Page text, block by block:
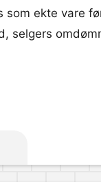
ekte vare
selgers